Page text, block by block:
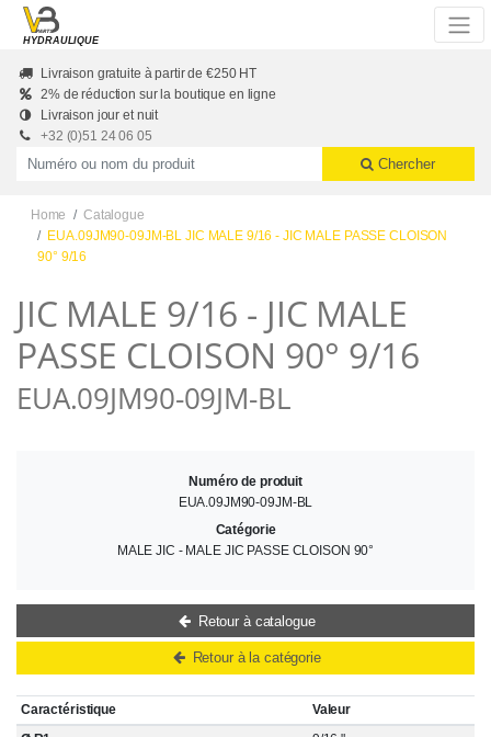
Skip to main content
HYDRAULIQUE
Livraison gratuite à partir de €250 HT
2% de réduction sur la boutique en ligne
Livraison jour et nuit
+32 (0)51 24 06 05
Productnummer of naam
Chercher
Home
Catalogue
EUA.09JM90-09JM-BL JIC MALE 9/16 - JIC MALE PASSE CLOISON
90° 9/16
JIC MALE 9/16 - JIC MALE
PASSE CLOISON 90° 9/16
EUA.09JM90-09JM-BL
Caractéristique
Valeur
Numéro de produit
EUA.09JM90-09JM-BL
Catégorie
MALE JIC - MALE JIC PASSE CLOISON 90°
Retour à catalogue
Retour à la catégorie